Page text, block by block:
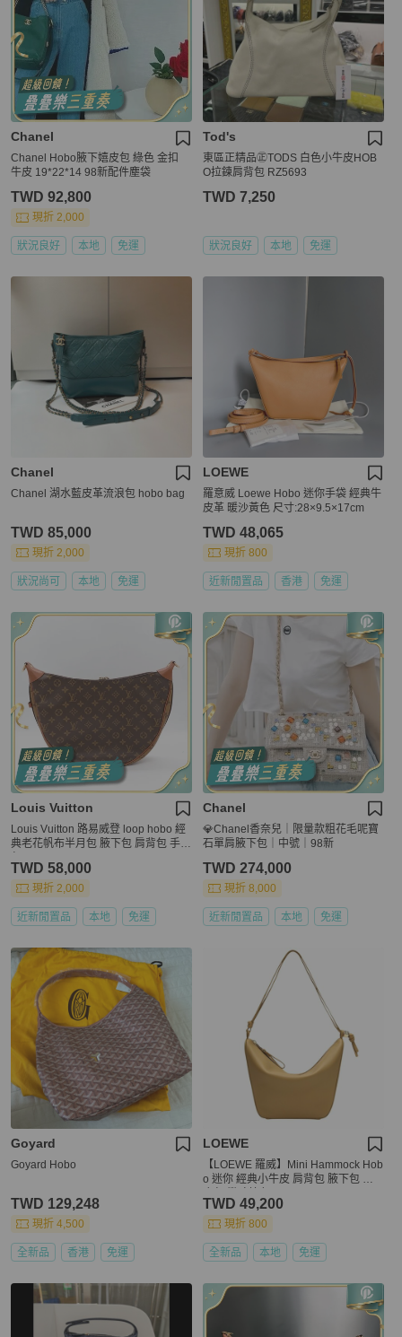
Chanel
Chanel Hobo腋下嬉皮包 綠色 金扣
牛皮 19*22*14 98新配件塵袋
TWD 92,800
現折 2,000
狀況良好 本地 免運
Tod's
東區正精品㊣TODS 白色小牛皮HOB
O拉鍊肩背包 RZ5693
TWD 7,250
狀況良好 本地 免運
Chanel
Chanel 湖水藍皮革流浪包 hobo bag
TWD 85,000
現折 2,000
狀況尚可 本地 免運
LOEWE
羅意威 Loewe Hobo 迷你手袋 經典牛
皮革 暖沙黃色 尺寸:28×9.5×17cm
TWD 48,065
現折 800
近新閒置品 香港 免運
Louis Vuitton
Louis Vuitton 路易威登 loop hobo 經
典老花帆布半月包 腋下包 肩背包 手提
TWD 58,000
現折 2,000
近新閒置品 本地 免運
Chanel
💎Chanel香奈兒｜限量款粗花毛呢寶
石單肩腋下包｜中號｜98新
TWD 274,000
現折 8,000
近新閒置品 本地 免運
Goyard
Goyard Hobo
TWD 129,248
現折 4,500
全新品 香港 免運
LOEWE
【LOEWE 羅威】Mini Hammock Hob
o 迷你 經典小牛皮 肩背包 腋下包 吊
TWD 49,200
現折 800
全新品 本地 免運